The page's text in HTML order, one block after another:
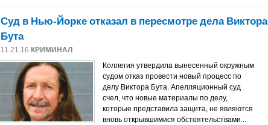
Суд в Нью-Йорке отказал в пересмотре дела Виктора
Бута
11.21.16 КРИМИНАЛ
Коллегия утвердила вынесенный окружным
судом отказ провести новый процесс по
делу Виктора Бута. Апелляционный суд
счел, что новые материалы по делу,
которые представила защита, не являются
вновь открывшимися обстоятельствами...